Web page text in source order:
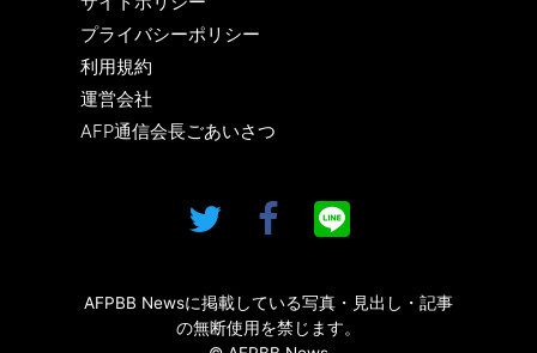
プライバシーポリシー
利用規約
運営会社
AFP通信会長ごあいさつ
AFPBB Newsに掲載している写真・見出し・記事
の無断使用を禁じます。